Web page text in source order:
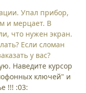
Упал прибор,
и мерцает. В
что нужен экран.
Если сломан
у вас?
Наведите курсор
ключей" и
!!! :03: